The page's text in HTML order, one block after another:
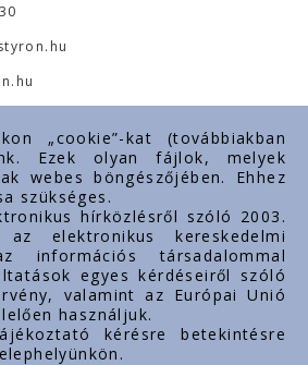
„cookie”-kat (továbbiakban
Ezek olyan fájlok, melyek
webes böngészőjében. Ehhez
szükséges.
hírközlésről szóló 2003.
elektronikus kereskedelmi
információs társadalommal
egyes kérdéseiről szóló
valamint az Európai Unió
használjuk.
kérésre betekintésre